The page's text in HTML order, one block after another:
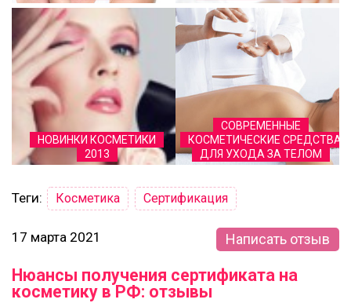
НОВИНКИ КОСМЕТИКИ
2013
СОВРЕМЕННЫЕ
КОСМЕТИЧЕСКИЕ СРЕДСТВА
ДЛЯ УХОДА ЗА ТЕЛОМ
Теги: Косметика Сертификация
17 марта 2021 Написать отзыв
Нюансы получения сертификата на
косметику в РФ: отзывы